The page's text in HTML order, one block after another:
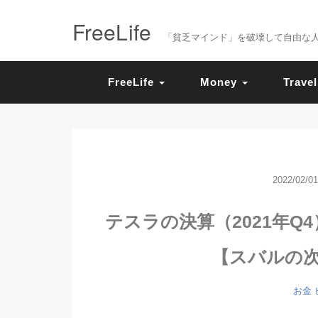
FreeLife 「貧乏マインド」を破壊して自由
FreeLife Money Travel
2022/02/01
テスラの決算（2021年
【スバルの
お金